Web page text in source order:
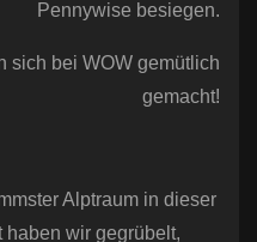
Pennywise besiegen.
sich bei WOW gemütlich
gemacht!
Alptraum in dieser
haben wir gegrübelt,